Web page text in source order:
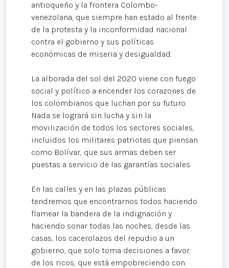
antioqueño y la frontera Colombo-
venezolana, que siempre han estado al frente
de la protesta y la inconformidad nacional
contra el gobierno y sus políticas
económicas de miseria y desigualdad.
La alborada del sol del 2020 viene con fuego
social y político a encender los corazones de
los colombianos que luchan por su futuro.
Nada se logrará sin lucha y sin la
movilización de todos los sectores sociales,
incluidos los militares patriotas que piensan
como Bolívar, que sus armas deben ser
puestas a servicio de las garantías sociales.
En las calles y en las plazas públicas
tendremos que encontrarnos todos haciendo
flamear la bandera de la indignación y
haciendo sonar todas las noches, desde las
casas, los cacerolazos del repudio a un
gobierno, que solo toma decisiones a favor
de los ricos, que está empobreciendo con